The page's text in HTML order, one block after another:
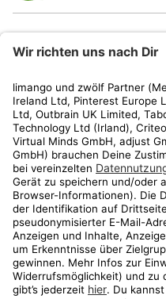
Kundenservice
Shop
Aktionen
Travel